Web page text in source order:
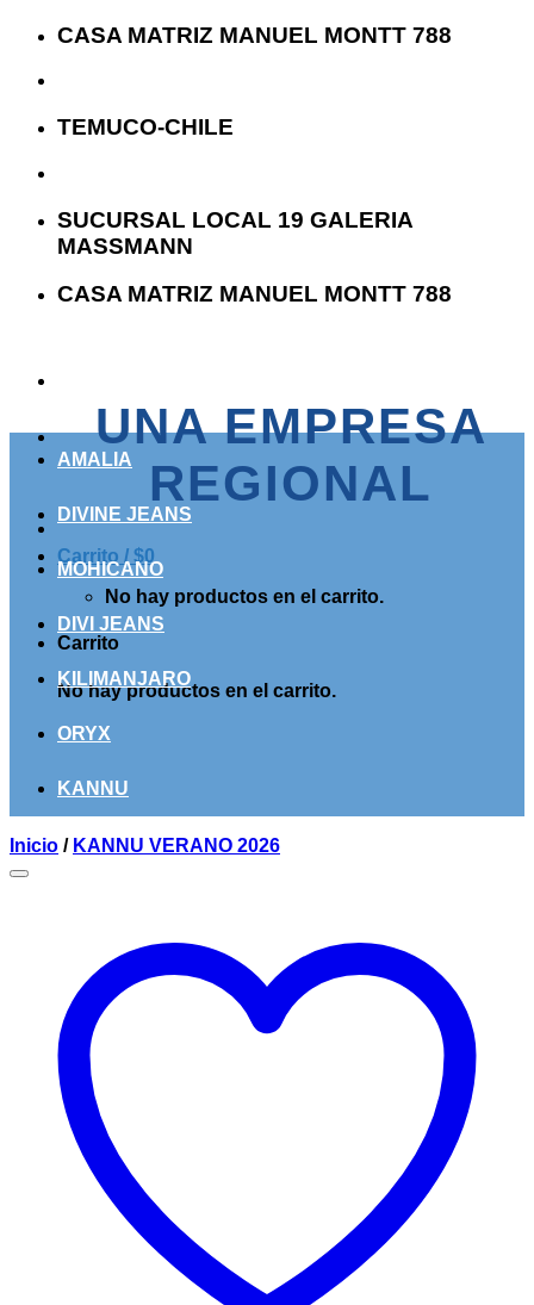
Skip
content
CASA MATRIZ MANUEL MONTT 788
TEMUCO-CHILE
SUCURSAL LOCAL 19 GALERIA
MASSMANN
CASA MATRIZ MANUEL MONTT 788
UNA EMPRESA
REGIONAL
Carrito / $0
No hay productos en el carrito.
Carrito
No hay productos en el carrito.
AMALIA
DIVINE JEANS
MOHICANO
DIVI JEANS
KILIMANJARO
ORYX
KANNU
Inicio / KANNU VERANO 2026